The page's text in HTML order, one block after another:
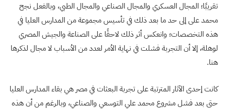
تقريبًا؛ المجال العسكري والمجال الصناعي والمجال الطبي، وبالفعل نجح
محمد على إلى حد ما بعد ذلك في تأسيس مجموعة من المدارس العليا في
هذه التخصصات؛ وانعكس أثر ذلك لاحقًا على الصناعة والجيش المصري
لوهلة، إلا أن التجربة فشلت في نهاية الأمر لعدد من الأسباب لا مجال لذكرها
هنا.
كانت إحدى الآثار المترتبة على تجربة البعثات في مصر هي بقاء المدارس العليا
حتى بعد فشل مشروع محمد علي التوسعي والصناعي، وبالرغم من أن هذه